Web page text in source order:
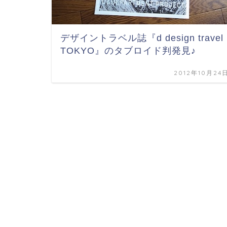
デザイントラベル誌『d design travel
TOKYO』のタブロイド判発見♪
2012年10月24